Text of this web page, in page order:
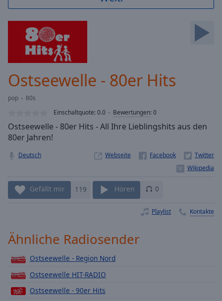
Backward
Current
0:00
Duration-:-
0.00%
TypeLIVE
Seek to
live,
behind
Remaining
Time-
Playback
Rate
Chapters
Chapters
Descriptions
Ostseewelle - 80er Hits
pop
80s
Einschaltquote:0.0 Bewertungen:0
Ostseewelle - 80er Hits - All Ihre Lieblingshits aus den
80er Jahren!
Deutsch Webseite
Gefällt mir 119 Hören 0
Playlist Kontakte
Ähnliche Radiosender
Ostseewelle - Region Nord
Ostseewelle HIT-RADIO
Ostseewelle - 90er Hits